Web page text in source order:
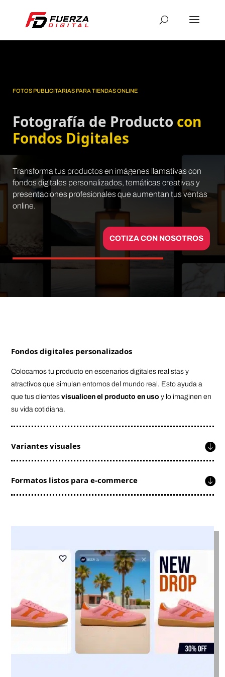
FOTOS PUBLICITARIAS PARA TIENDAS ONLINE
Fotografía de Producto con
Fondos Digitales
Transforma tus productos en imágenes llamativas con
fondos digitales personalizados, temáticas creativas y
presentaciones profesionales que aumentan tus ventas
online.
COTIZA CON NOSOTROS
Fondos digitales personalizados
Colocamos tu producto en escenarios digitales realistas y
atractivos que simulan entornos del mundo real. Esto ayuda a
que tus clientesvisualicen el producto en uso y lo imaginen en
su vida cotidiana.
Variantes visuales
Formatos listos para e-commerce